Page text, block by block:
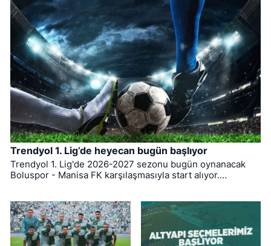
Trendyol 1. Lig’de heyecan bugün başlıyor
Trendyol 1. Lig'de 2026-2027 sezonu bugün oynanacak
Boluspor - Manisa FK karşılaşmasıyla start alıyor.